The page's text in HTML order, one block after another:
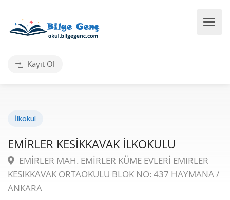
Kayıt Ol
İlkokul
EMİRLER KESİKKAVAK İLKOKULU
EMİRLER MAH. EMİRLER KÜME EVLERİ EMIRLER
KESIKKAVAK ORTAOKULU BLOK NO: 437 HAYMANA /
ANKARA